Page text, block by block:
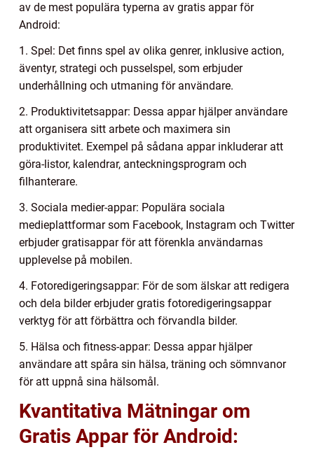
av de mest populära typerna av gratis appar för
Android:
1. Spel: Det finns spel av olika genrer, inklusive action,
äventyr, strategi och pusselspel, som erbjuder
underhållning och utmaning för användare.
2. Produktivitetsappar: Dessa appar hjälper användare
att organisera sitt arbete och maximera sin
produktivitet. Exempel på sådana appar inkluderar att
göra-listor, kalendrar, anteckningsprogram och
filhanterare.
3. Sociala medier-appar: Populära sociala
medieplattformar som Facebook, Instagram och Twitter
erbjuder gratisappar för att förenkla användarnas
upplevelse på mobilen.
4. Fotoredigeringsappar: För de som älskar att redigera
och dela bilder erbjuder gratis fotoredigeringsappar
verktyg för att förbättra och förvandla bilder.
5. Hälsa och fitness-appar: Dessa appar hjälper
användare att spåra sin hälsa, träning och sömnvanor
för att uppnå sina hälsomål.
Kvantitativa Mätningar om
Gratis Appar för Android: